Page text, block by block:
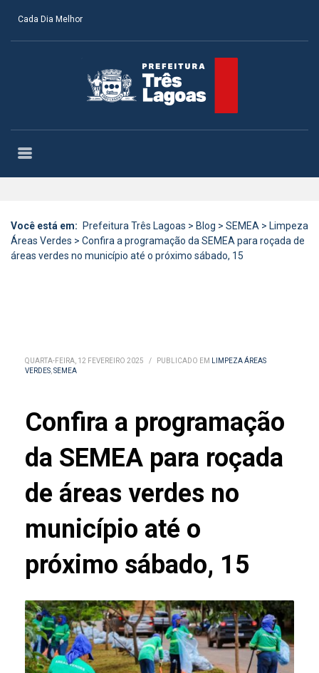
Cada Dia Melhor
Você está em: Prefeitura Três Lagoas > Blog > SEMEA > Limpeza
Áreas Verdes > Confira a programação da SEMEA para roçada de
áreas verdes no município até o próximo sábado, 15
QUARTA-FEIRA, 12 FEVEREIRO 2025 / PUBLICADO EM LIMPEZA ÁREAS
VERDES,SEMEA
Confira a programação
da SEMEA para roçada
de áreas verdes no
município até o
próximo sábado, 15